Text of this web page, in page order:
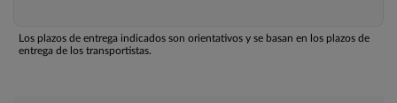
Los plazos de entrega indicados son orientativos y se basan en los plazos de
entrega de los transportistas.